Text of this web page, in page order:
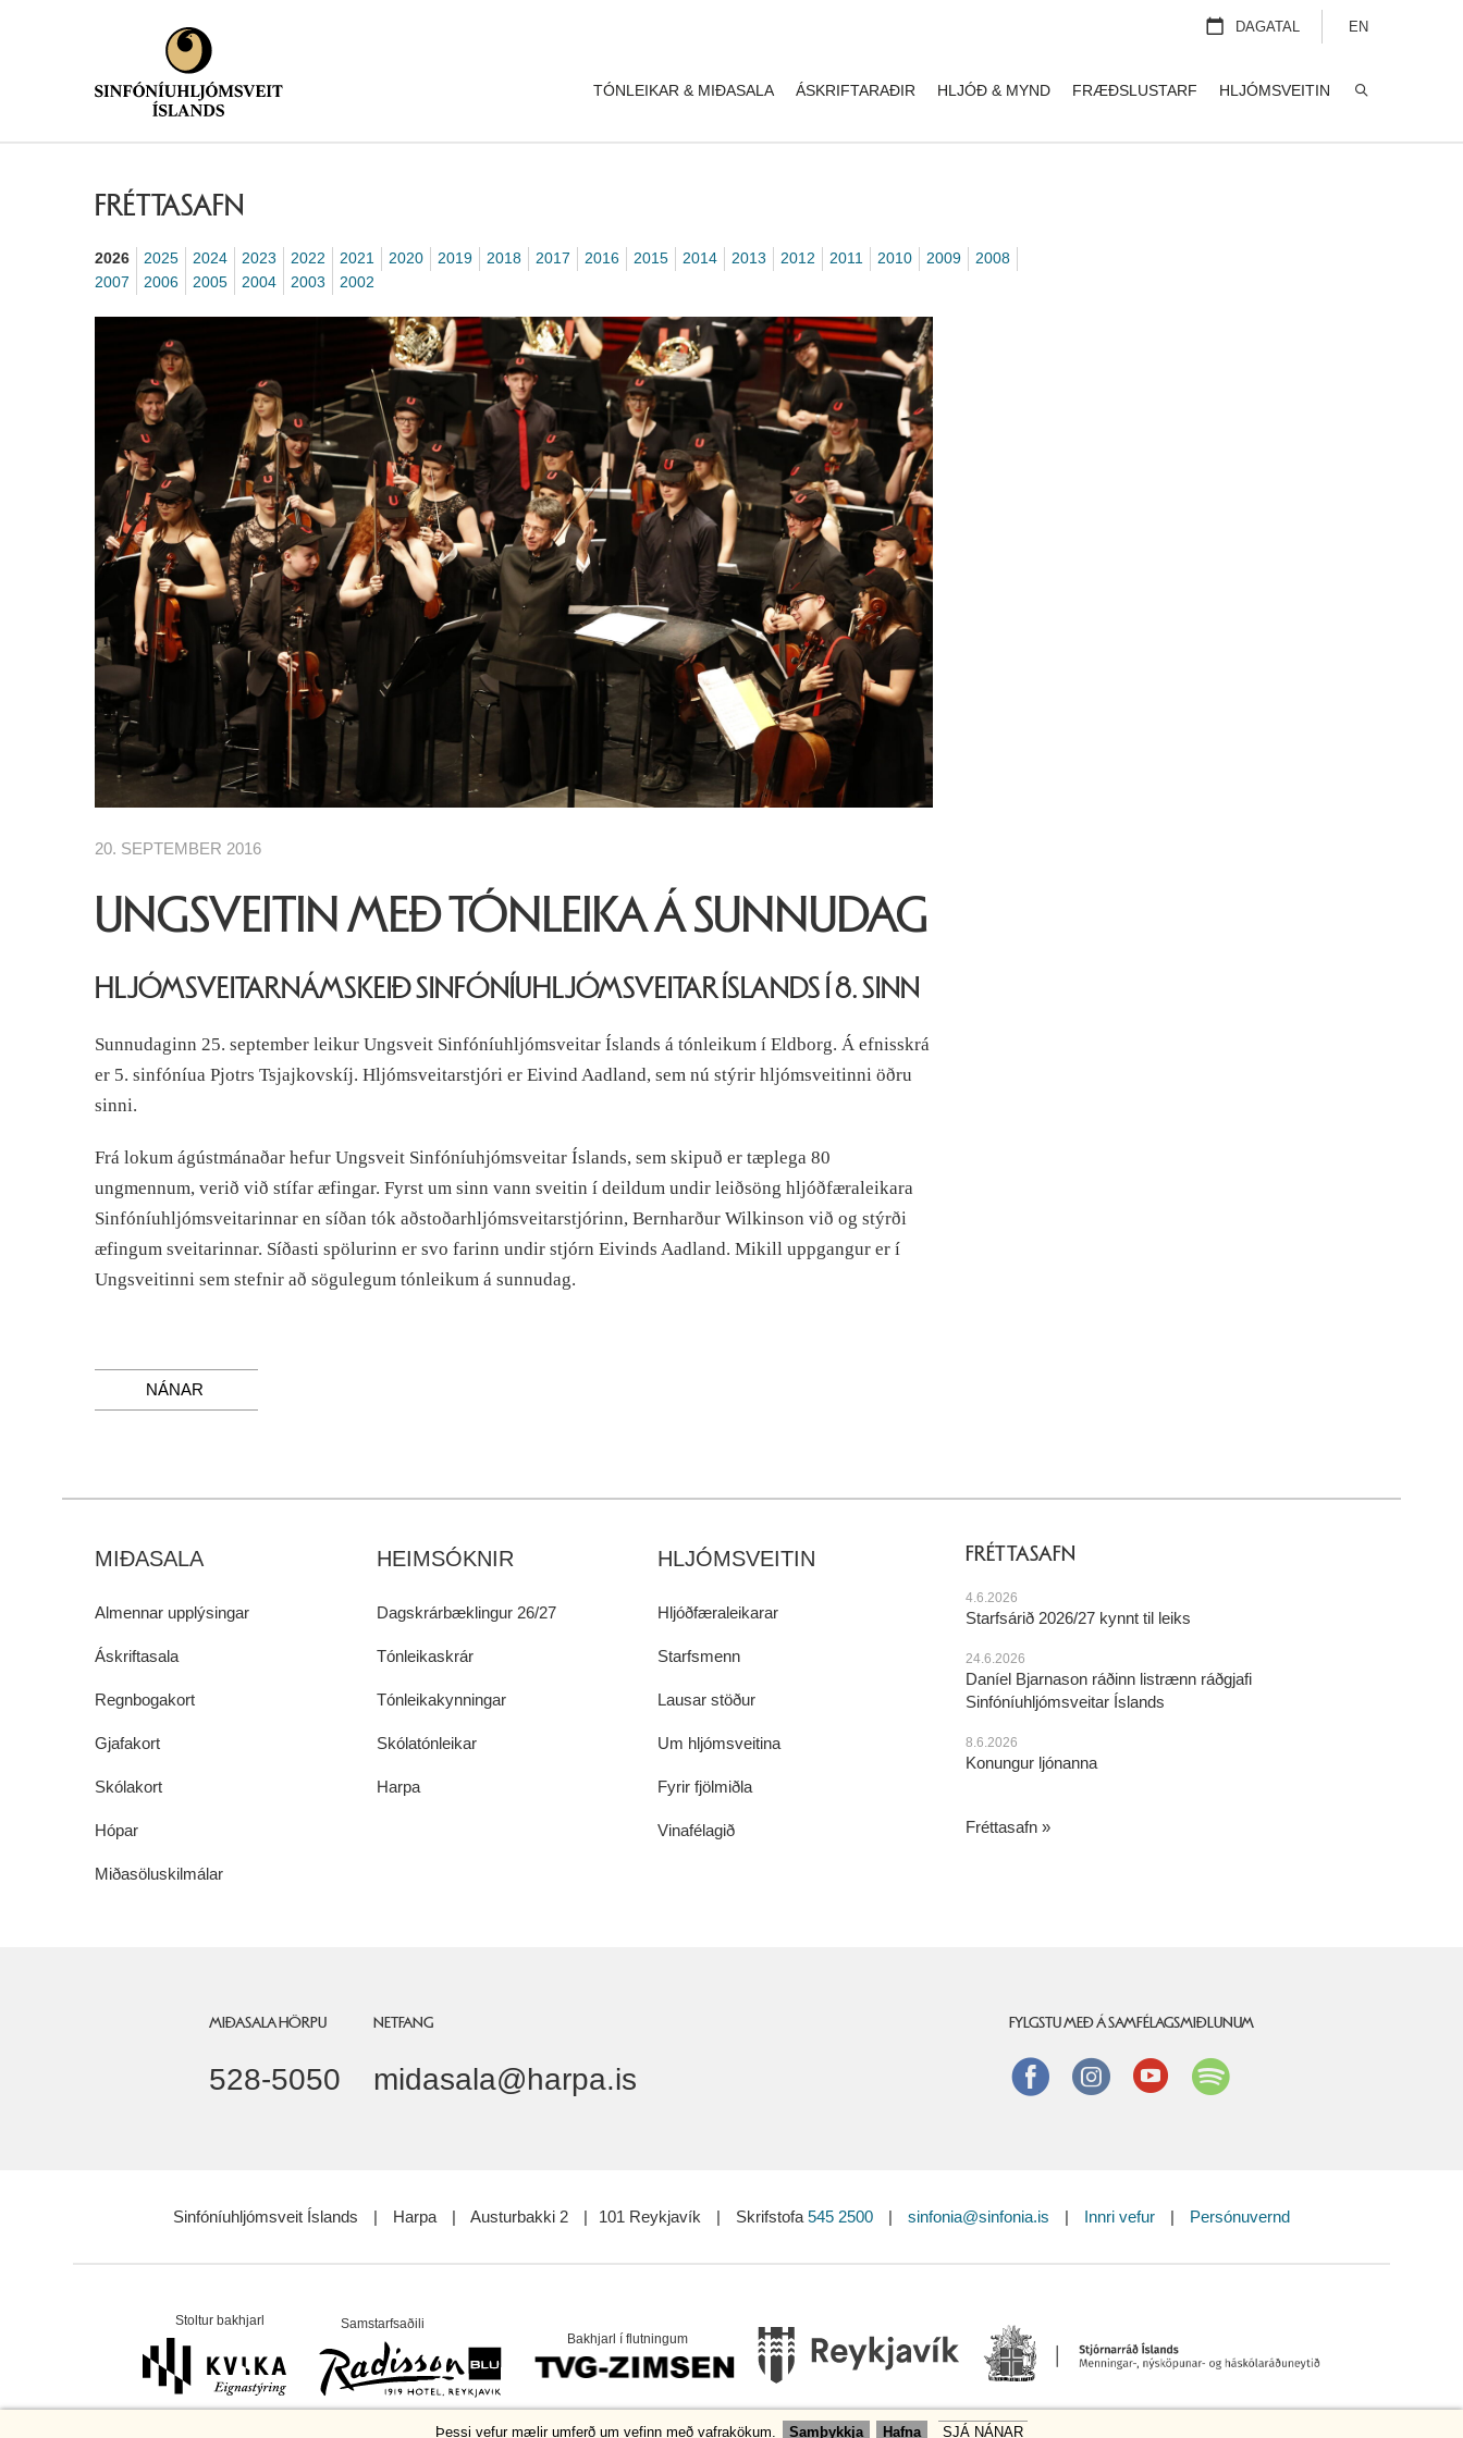
FRÉTTASAFN
2026 2025 2024 2023 2022 2021 2020 2019 2018 2017 2016 2015 2014 2013 2012 2011 2010 2009
2008
2007
2006 2005 2004 2003 2002
20. SEPTEMBER 2016
UNGSVEITIN MEÐ TÓNLEIKA Á SUNNUDAG
HLJÓMSVEITARNÁMSKEIÐ SINFÓNÍUHLJÓMSVEITAR ÍSLANDS Í 8. SINN
Sunnudaginn 25. september leikur Ungsveit Sinfóníuhljómsveitar Íslands á tónleikum í Eldborg. Á efnisskrá
er 5. sinfóníua Pjotrs Tsjajkovskíj. Hljómsveitarstjóri er Eivind Aadland, sem nú stýrir hljómsveitinni öðru
sinni.
Frá lokum ágústmánaðar hefur Ungsveit Sinfóníuhjómsveitar Íslands, sem skipuð er tæplega 80
ungmennum, verið við stífar æfingar. Fyrst um sinn vann sveitin í deildum undir leiðsöng hljóðfæraleikara
Sinfóníuhljómsveitarinnar en síðan tók aðstoðarhljómsveitarstjórinn, Bernharður Wilkinson við og stýrði
æfingum sveitarinnar. Síðasti spölurinn er svo farinn undir stjórn Eivinds Aadland. Mikill uppgangur er í
Ungsveitinni sem stefnir að sögulegum tónleikum á sunnudag.
NÁNAR
MIÐASALA
Almennar upplýsingar
Áskriftasala
Regnbogakort
Gjafakort
Skólakort
Hópar
Miðasöluskilmálar
HEIMSÓKNIR
Dagskrárbæklingur 26/27
Tónleikaskrár
Tónleikakynningar
Skólatónleikar
Harpa
HLJÓMSVEITIN
Hljóðfæraleikarar
Starfsmenn
Lausar stöður
Um hljómsveitina
Fyrir fjölmiðla
Vinafélagið
FRÉTTASAFN
4.6.2026
Starfsárið 2026/27 kynnt til leiks
24.6.2026
Daníel Bjarnason ráðinn listrænn ráðgjafi
Sinfóníuhljómsveitar Íslands
8.6.2026
Konungur ljónanna
Fréttasafn
TÓNLEIKAR & MIÐASALA ÁSKRIFTARAÐIR HLJÓÐ & MYND FRÆÐSLUSTARF HLJÓMSVEITIN
MIÐASALA HÖRPU
528-5050
NETFANG
midasala@harpa.is
FYLGSTU MEÐ Á SAMFÉLAGSMIÐLUNUM
FacebookinstagramYoutube
Sinfóníuhljómsveit Íslands | Harpa | Austurbakki 2 | 101 Reykjavík | Skrifstofa 545 2500 | sinfonia@sinfonia.is | Innri vefur | Persónuvernd
EN
DAGATAL
Stoltur bakhjarl
Samstarfsaðili
Bakhjarl í flutningum
Þessi vefur mælir umferð um vefinn með vafrakökum. Samþykkja Hafna SJÁ NÁNAR